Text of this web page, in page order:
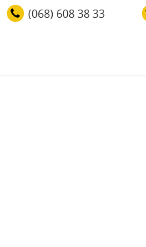
(068) 608 38 33